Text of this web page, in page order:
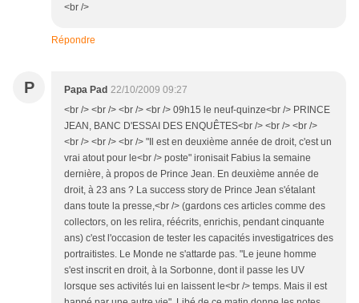
<br />
Répondre
P Papa Pad 22/10/2009 09:27
<br /> <br /> <br /> <br /> 09h15 le neuf-quinze<br /> PRINCE
JEAN, BANC D'ESSAI DES ENQUÊTES<br /> <br /> <br />
<br /> <br /> <br /> "Il est en deuxième année de droit, c'est un
vrai atout pour le<br /> poste" ironisait Fabius la semaine
dernière, à propos de Prince Jean. En deuxième année de
droit, à 23 ans ? La success story de Prince Jean s'étalant
dans toute la presse,<br /> (gardons ces articles comme des
collectors, on les relira, réécrits, enrichis, pendant cinquante
ans) c'est l'occasion de tester les capacités investigatrices des
portraitistes. Le Monde ne s'attarde pas. "Le jeune homme
s'est inscrit en droit, à la Sorbonne, dont il passe les UV
lorsque ses activités lui en laissent le<br /> temps. Mais il est